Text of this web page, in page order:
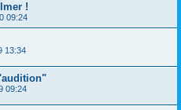
!
09:24
13:34
09:24